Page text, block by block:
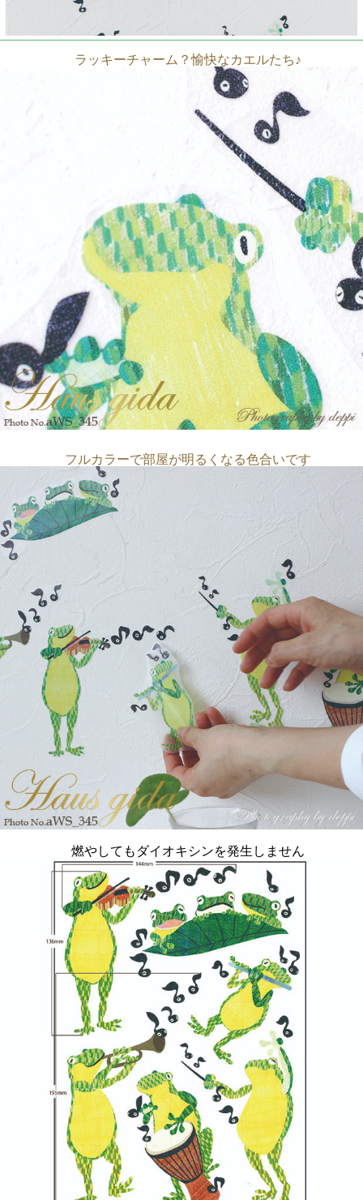
カラフルで楽しい雑貨デザイナーCOMOのウォールステッ
カー♪
貼ってはがせます
ラッキーチャーム？愉快なカエルたち♪
フルカラーで部屋が明るくなる色合いです
燃やしてもダイオキシンを発生しません